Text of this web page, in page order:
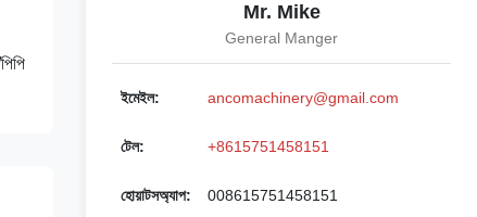
Mr. Mike
General Manger
ইমেইল: ancomachinery@gmail.com
টেল: +8615751458151
হোয়াটসঅ্যাপ: 008615751458151